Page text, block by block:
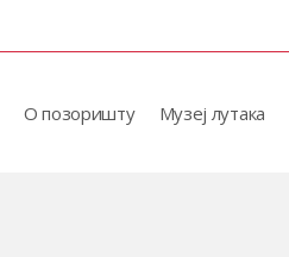
О позоришту Музеј лутака